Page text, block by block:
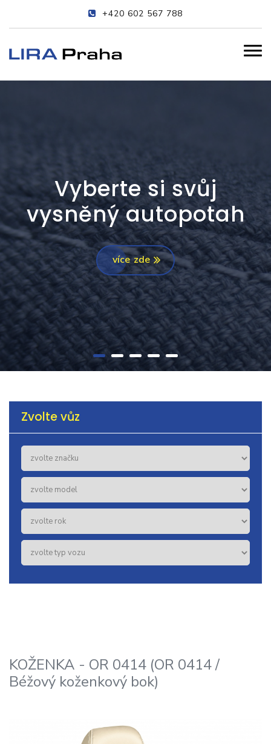
+420 602 567 788
Vyberte si svůj
vysněný autopotah
více zde
Zvolte vůz
KOŽENKA - OR 0414 (OR 0414 /
Béžový koženkový bok)